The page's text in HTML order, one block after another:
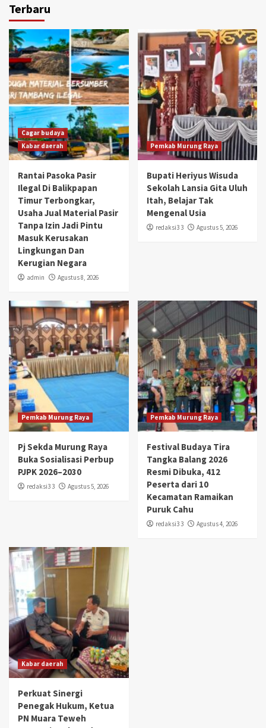
Terbaru
Cagar budaya
Kabar daerah
Rantai Pasoka Pasir
Ilegal Di Balikpapan
Timur Terbongkar,
Usaha Jual Material Pasir
Tanpa Izin Jadi Pintu
Masuk Kerusakan
Lingkungan Dan
Kerugian Negara
admin Agustus 8, 2026
Pemkab Murung Raya
Bupati Heriyus Wisuda
Sekolah Lansia Gita Uluh
Itah, Belajar Tak
Mengenal Usia
redaksi3 3 Agustus 5, 2026
Pemkab Murung Raya
Pj Sekda Murung Raya
Buka Sosialisasi Perbup
PJPK 2026–2030
redaksi3 3 Agustus 5, 2026
Pemkab Murung Raya
Festival Budaya Tira
Tangka Balang 2026
Resmi Dibuka, 412
Peserta dari 10
Kecamatan Ramaikan
Puruk Cahu
redaksi3 3 Agustus 4, 2026
Kabar daerah
Perkuat Sinergi
Penegak Hukum, Ketua
PN Muara Teweh